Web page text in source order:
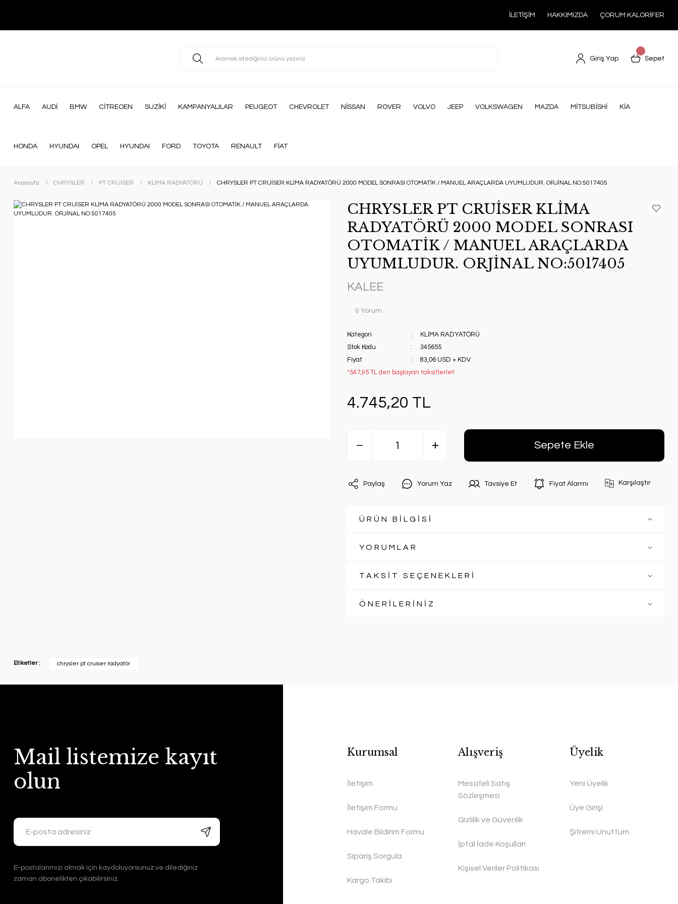
İLETİŞİM HAKKIMIZDA ÇORUM KALORİFER
Giriş Yap Sepet
ALFA AUDİ BMW CİTREOEN SUZİKİ KAMPANYALILAR PEUGEOT CHEVROLET NİSSAN ROVER VOLVO JEEP VOLKSWAGEN MAZDA MİTSUBİSHİ KİA
HONDA HYUNDAI OPEL HYUNDAI FORD TOYOTA RENAULT FİAT
Anasayfa CHRYSLER PT CRUİSER KLİMA RADYATÖRÜ CHRYSLER PT CRUİSER KLİMA RADYATÖRÜ 2000 MODEL SONRASI OTOMATİK / MANUEL ARAÇLARDA UYUMLUDUR. ORJİNAL NO:5017405
CHRYSLER PT CRUİSER KLİMA
RADYATÖRÜ 2000 MODEL SONRASI
OTOMATİK / MANUEL ARAÇLARDA
UYUMLUDUR. ORJİNAL NO:5017405
KALEE
0 Yorum
Kategori
KLİMA RADYATÖRÜ
Stok Kodu
345655
Fiyat
83,06 USD + KDV
*547,95 TL den başlayan taksitlerle!!
4.745,20 TL
Sepete Ekle
Paylaş Yorum Yaz Tavsiye Et Fiyat Alarmı Karşılaştır
ÜRÜN BİLGİSİ
YORUMLAR
TAKSİT SEÇENEKLERİ
ÖNERİLERİNİZ
Etiketler : chrysler pt cruiser radyatör
Mail listemize kayıt
olun
E-postalarımızı almak için kaydoluyorsunuz ve dilediğiniz
zaman abonelikten çıkabilirsiniz.
Kurumsal
İletişim
İletişim Formu
Havale Bildirim Formu
Sipariş Sorgula
Kargo Takibi
Alışveriş
Mesafeli Satış
Sözleşmesi
Gizlilik ve Güvenlik
İptal İade Koşullari
Kişisel Veriler Politikası
Üyelik
Yeni Üyelik
Üye Girişi
Şifremi Unuttum